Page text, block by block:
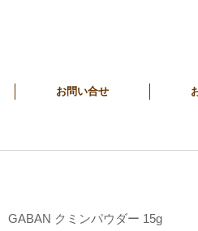
お問い合せ
GABAN クミンパウダー 15g